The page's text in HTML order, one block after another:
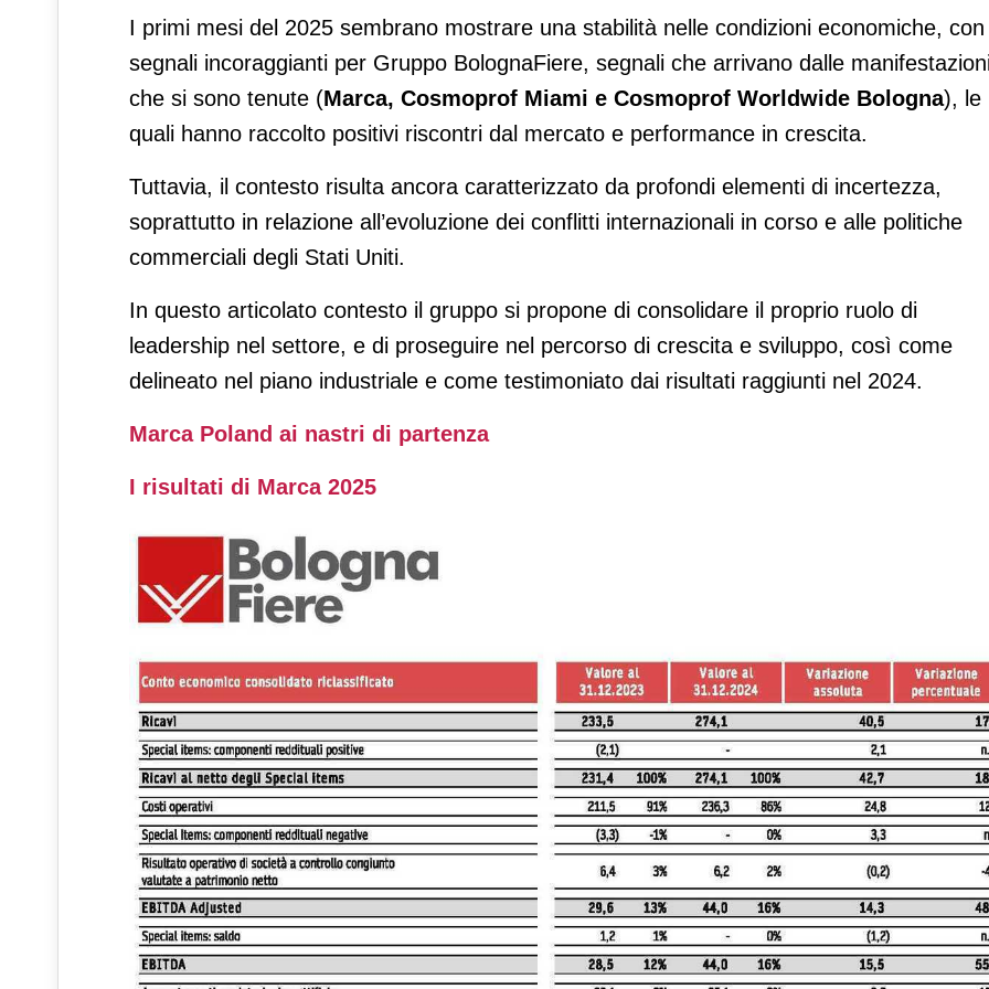
I primi mesi del 2025 sembrano mostrare una stabilità nelle condizioni economiche, con
segnali incoraggianti per Gruppo BolognaFiere, segnali che arrivano dalle
che si sono tenute (Marca, Cosmoprof Miami e Cosmoprof Worldwide Bologna), le
quali hanno raccolto positivi riscontri dal mercato e performance in crescita.
Tuttavia, il contesto risulta ancora caratterizzato da profondi elementi di incertezza,
soprattutto in relazione all’evoluzione dei conflitti internazionali in corso e alle politiche
commerciali degli Stati Uniti.
In questo articolato contesto il gruppo si propone di consolidare il proprio ruolo di
leadership nel settore, e di proseguire nel percorso di crescita e sviluppo, così come
delineato nel piano industriale e come testimoniato dai risultati raggiunti nel 2024.
Marca Poland ai nastri di partenza
I risultati di Marca 2025